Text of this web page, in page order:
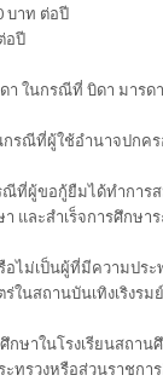
บาท ต่อปี
อปี
ในกรณีที่ บิดา มารด
กรณีที่ผู้ใช้อำนาจปกค
ณีที่ผู้ขอกู้ยืมได้ทำการ
และสำเร็จการศึกษา
ไม่เป็นผู้ที่มีความประ
ในสถานบันเทิงเริงรม
ษาในโรงเรียนสถาน
ทรวงหรือส่วนราชกา